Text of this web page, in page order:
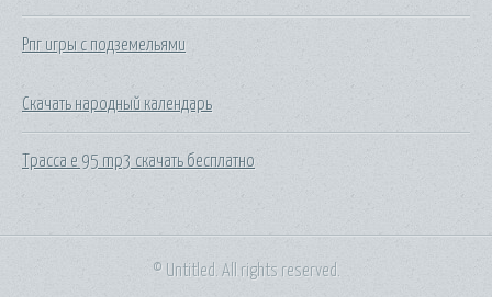
Рпг игры с подземельями
Скачать народный календарь
Трасса е 95 mp3 скачать бесплатно
© Untitled. All rights reserved.